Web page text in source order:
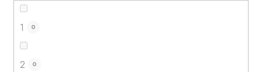
1 0
2 0